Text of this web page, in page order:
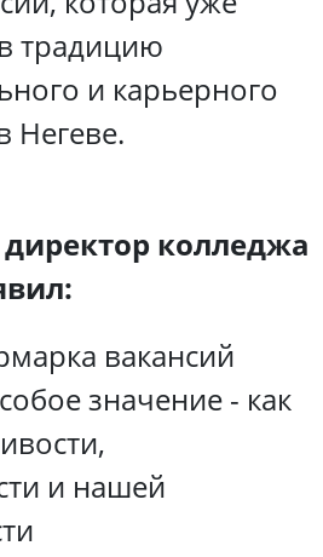
традицию
и карьерного
Негеве.
колледжа
вакансий
значение - как
и нашей